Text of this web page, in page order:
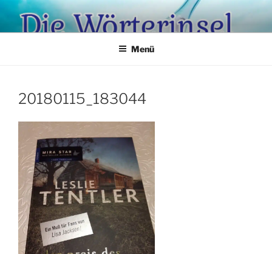
Zum
Inhalt
springen
Menü
20180115_183044